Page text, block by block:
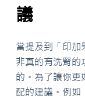
議
當提及到「印加
非真的有洗腎的
的。為了讓你更
配的建議。例如